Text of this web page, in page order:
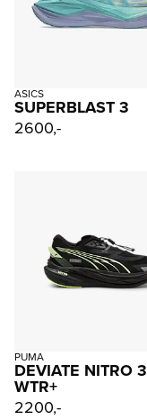
ASICS
SUPERBLAST 3
2600,-
PUMA
DEVIATE NITRO 3
WTR+
2200,-